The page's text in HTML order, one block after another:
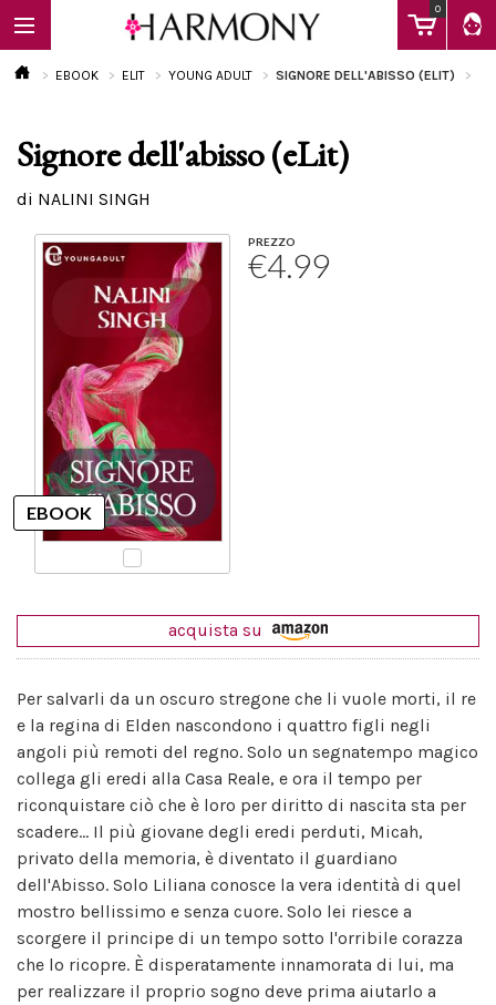
0
EBOOK
EBOOK ELIT YOUNG ADULT SIGNORE DELL'ABISSO (ELIT)
Signore dell'abisso (eLit)
di NALINI SINGH
PREZZO
€4.99
acquista su
Per salvarli da un oscuro stregone che li vuole morti, il re
e la regina di Elden nascondono i quattro figli negli
angoli più remoti del regno. Solo un segnatempo magico
collega gli eredi alla Casa Reale, e ora il tempo per
riconquistare ciò che è loro per diritto di nascita sta per
scadere... Il più giovane degli eredi perduti, Micah,
privato della memoria, è diventato il guardiano
dell'Abisso. Solo Liliana conosce la vera identità di quel
mostro bellissimo e senza cuore. Solo lei riesce a
scorgere il principe di un tempo sotto l'orribile corazza
che lo ricopre. È disperatamente innamorata di lui, ma
per realizzare il proprio sogno deve prima aiutarlo a